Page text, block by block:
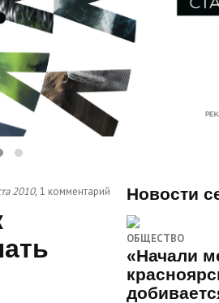
2010,1 комментарий Новости
ОБЩЕСТВО
«Начали